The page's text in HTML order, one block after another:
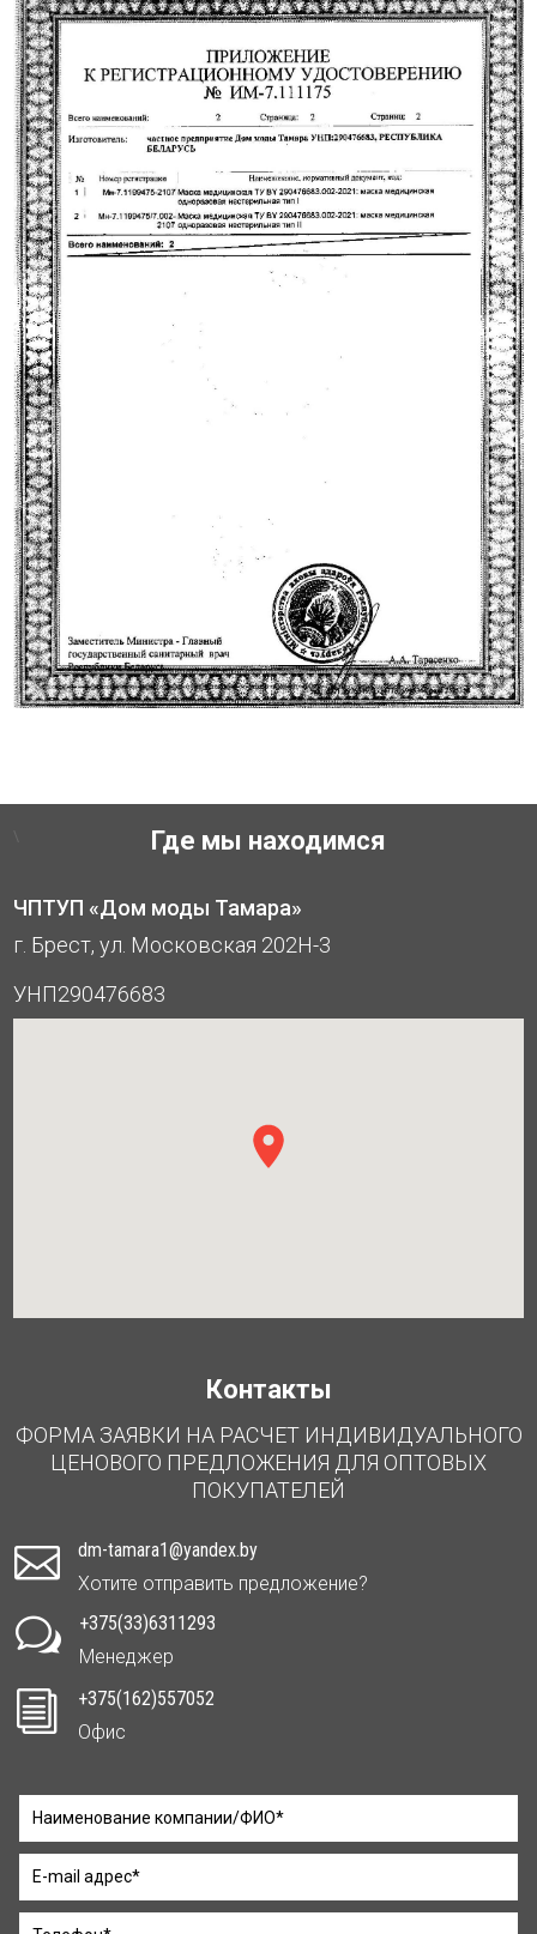
Где мы находимся
ЧПТУП «Дом моды Тамара»
г. Брест, ул. Московская 202Н-3
УНП290476683
Контакты
ФОРМА ЗАЯВКИ НА РАСЧЕТ ИНДИВИДУАЛЬНОГО
ЦЕНОВОГО ПРЕДЛОЖЕНИЯ ДЛЯ ОПТОВЫХ
ПОКУПАТЕЛЕЙ

dm-tamara1@yandex.by
Хотите отправить предложение?
w
+375(33)6311293
Менеджер
i
+375(162)557052
Офис